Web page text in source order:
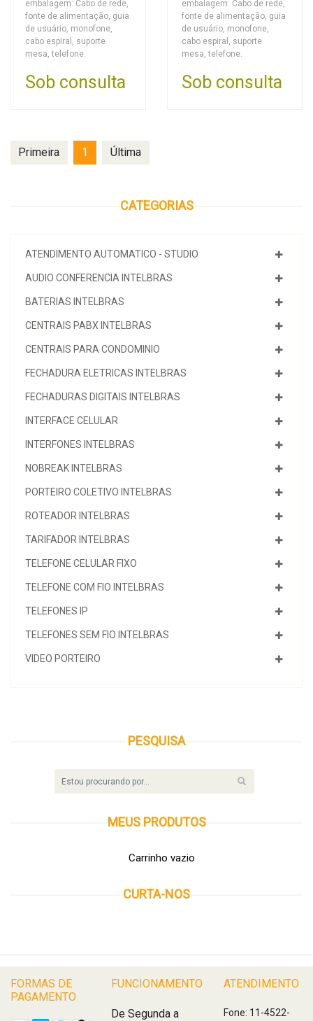
CATEGORIAS
ATENDIMENTO AUTOMATICO - STUDIO
AUDIO CONFERENCIA INTELBRAS
BATERIAS INTELBRAS
CENTRAIS PABX INTELBRAS
CENTRAIS PARA CONDOMINIO
FECHADURA ELETRICAS INTELBRAS
FECHADURAS DIGITAIS INTELBRAS
INTERFACE CELULAR
INTERFONES INTELBRAS
NOBREAK INTELBRAS
PORTEIRO COLETIVO INTELBRAS
ROTEADOR INTELBRAS
TARIFADOR INTELBRAS
TELEFONE CELULAR FIXO
TELEFONE COM FIO INTELBRAS
TELEFONES IP
TELEFONES SEM FIO INTELBRAS
VIDEO PORTEIRO
PESQUISA
MEUS PRODUTOS
Carrinho vazio
CURTA-NOS
embalagem: Cabo de rede,
fonte de alimentação, guia
de usuário, monofone,
cabo espiral, suporte
mesa, telefone.
Sob consulta
embalagem: Cabo de rede,
fonte de alimentação, guia
de usuário, monofone,
cabo espiral, suporte
mesa, telefone.
Sob consulta
Primeira 1 Última
FORMAS DE
PAGAMENTO
FUNCIONAMENTO
De Segunda a
ATENDIMENTO
Fone: 11-4522-